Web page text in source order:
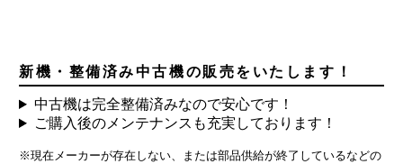
新機・整備済み中古機の販売をいたします！
中古機は完全整備済みなので安心です！
ご購入後のメンテナンスも充実しております！
※現在メーカーが存在しない、または部品供給が終了しているなどの